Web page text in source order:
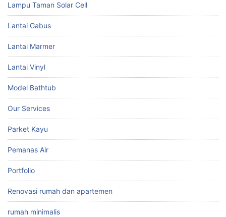
Lampu Taman Solar Cell
Lantai Gabus
Lantai Marmer
Lantai Vinyl
Model Bathtub
Our Services
Parket Kayu
Pemanas Air
Portfolio
Renovasi rumah dan apartemen
rumah minimalis